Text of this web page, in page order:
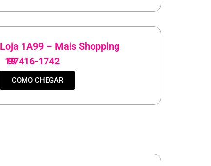
Loja 1A99 – Mais Shopping
19
97416-1742
COMO CHEGAR